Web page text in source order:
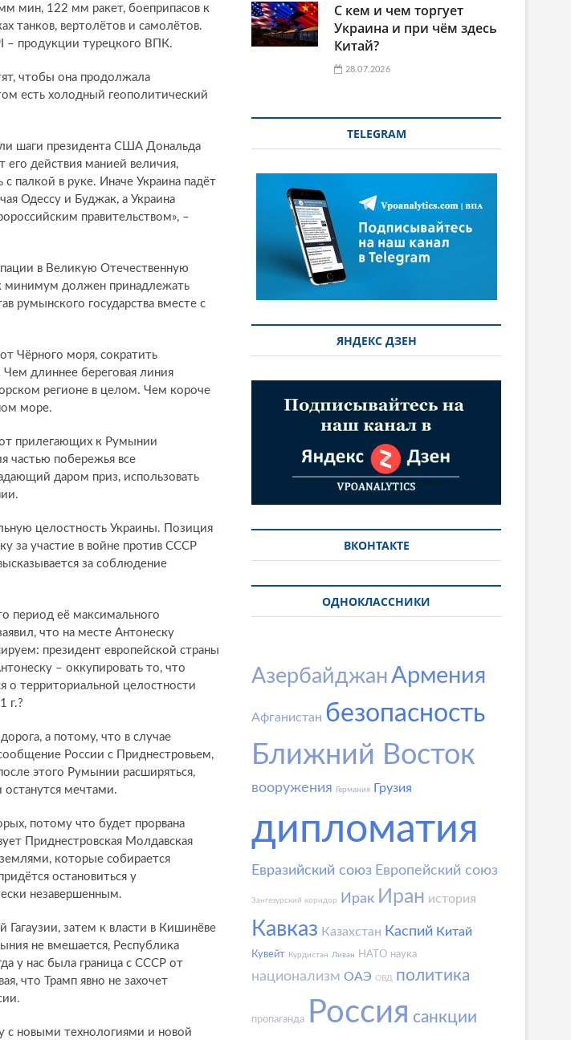
мин, 122 мм ракет, боеприпасов к
танков, вертолётов и самолётов.
– продукции турецкого ВПК.
чтобы она продолжала
есть холодный геополитический
шаги президента США Дональда
его действия манией величия,
палкой в руке. Иначе Украина падёт
Одессу и Буджак, а Украина
правительством», –
в Великую Отечественную
минимум должен принадлежать
румынского государства вместе с
Чёрного моря, сократить
длиннее береговая линия
регионе в целом. Чем короче
море.
от прилегающих к Румынии
частью побережья все
даром приз, использовать
целостность Украины. Позиция
за участие в войне против СССР
за соблюдение
период её максимального
что на месте Антонеску
президент европейской страны
– оккупировать то, что
о территориальной целостности
г.?
а потому, что в случае
России с Приднестровьем,
этого Румынии расширяться,
останутся мечтами.
потому что будет прорвана
Приднестровская Молдавская
которые собирается
остановиться у
незавершенным.
затем к власти в Кишинёве
не вмешается, Республика
у нас была граница с СССР от
что Трамп явно не захочет
с новыми технологиями и новой
С кем и чем торгует
Украина и при чём здесь
Китай?
28.07.2026
TELEGRAM
ЯНДЕКС ДЗЕН
ВКОНТАКТЕ
ОДНОКЛАССНИКИ
АзербайджанАрмения
Афганистан безопасность
Ближний Восток
вооружения Германия Грузия
дипломатия
Евразийский союз Европейский союз
Зангезурский коридор Ирак Иран история
Кавказ Казахстан Каспий Китай
Кувейт Курдистан Ливан НАТО наука
национализм ОАЭ ОВД политика
пропаганда Россия санкции